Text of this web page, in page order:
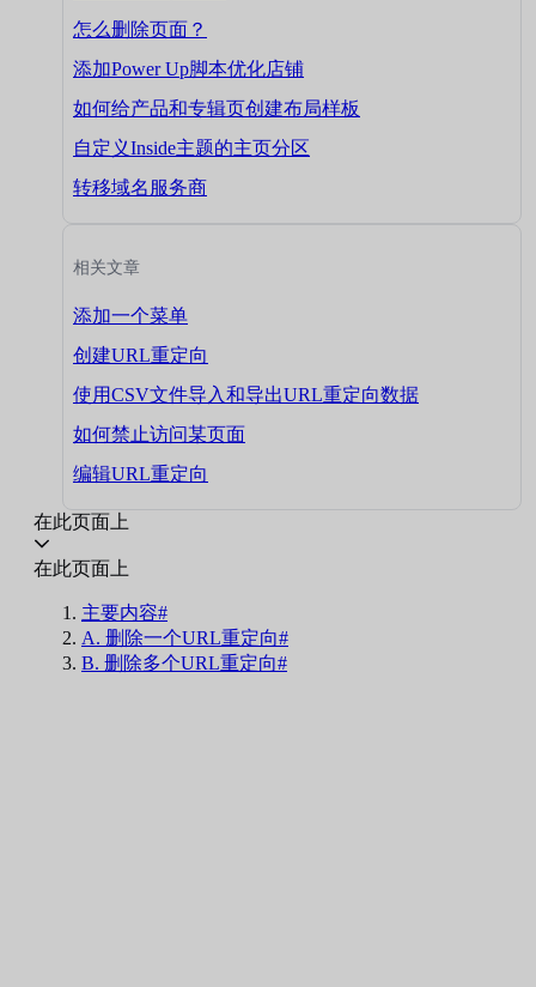
怎么删除页面？
添加Power Up脚本优化店铺
如何给产品和专辑页创建布局样板
自定义Inside主题的主页分区
转移域名服务商
相关文章
添加一个菜单
创建URL重定向
使用CSV文件导入和导出URL重定向数据
如何禁止访问某页面
编辑URL重定向
在此页面上
在此页面上
主要内容#
A. 删除一个URL重定向#
B. 删除多个URL重定向#